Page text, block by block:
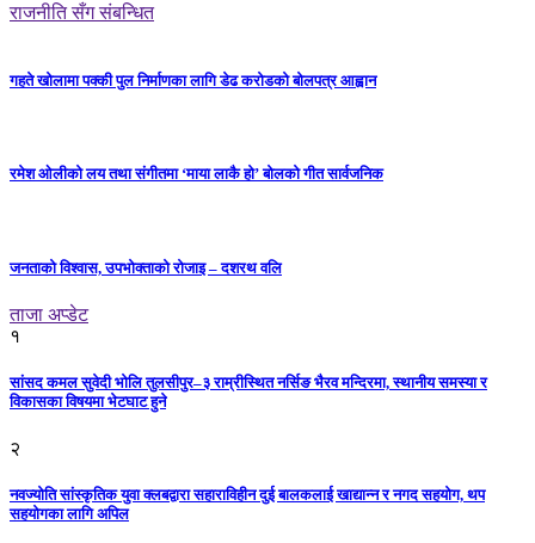
राजनीति सँग संबन्धित
गहते खोलामा पक्की पुल निर्माणका लागि डेढ करोडको बोलपत्र आह्वान
रमेश ओलीको लय तथा संगीतमा ‘माया लाकै हो’ बोलको गीत सार्वजनिक
जनताको विश्वास, उपभोक्ताको रोजाइ – दशरथ वलि
ताजा अप्डेट
१
सांसद कमल सुवेदी भोलि तुलसीपुर–३ राम्रीस्थित नर्सिङ भैरव मन्दिरमा, स्थानीय समस्या र
विकासका विषयमा भेटघाट हुने
२
नवज्योति सांस्कृतिक युवा क्लबद्वारा सहाराविहीन दुई बालकलाई खाद्यान्न र नगद सहयोग, थप
सहयोगका लागि अपिल